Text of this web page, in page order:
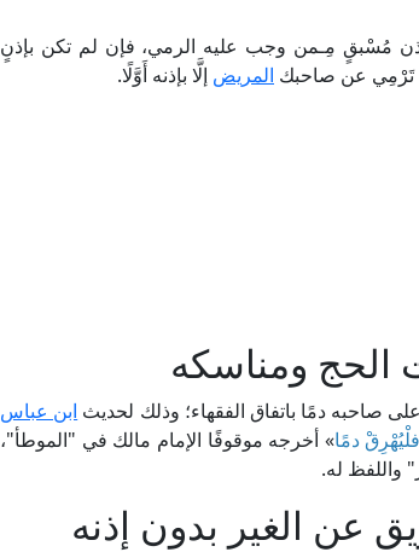
مُسْبقٍ مِـمن وجب عليه الرمي، فإن لم تكن بإذنٍ
تَرْمِي عن صاحبك المريض إلَّا بإذنه أَوَّلًا.
الحج ومناسكه
صاحبه دمًا باتفاق الفقهاء؛ وذلك لحديث ابن عباس
دمًا» أخرجه موقوفًا الإمام مالك في "الموطأ"،
واللفظ له.
عن الغير بدون إذنه